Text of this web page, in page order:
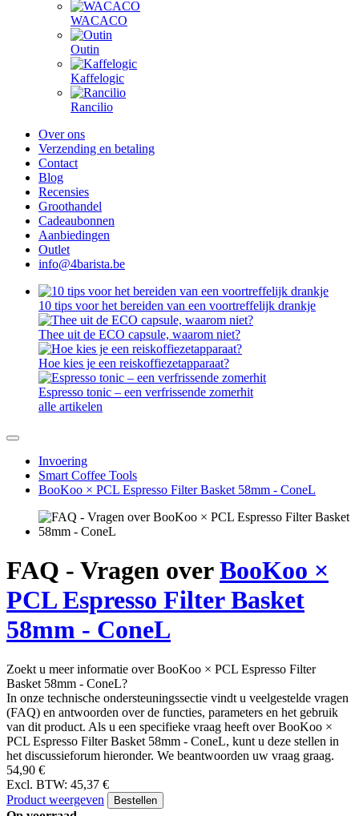
WACACO
Outin
Kaffelogic
Rancilio
Over ons
Verzending en betaling
Contact
Blog
Recensies
Groothandel
Cadeaubonnen
Aanbiedingen
Outlet
info@4barista.be
10 tips voor het bereiden van een voortreffelijk drankje
Thee uit de ECO capsule, waarom niet?
Hoe kies je een reiskoffiezetapparaat?
Espresso tonic – een verfrissende zomerhit
alle artikelen
Invoering
Smart Coffee Tools
BooKoo × PCL Espresso Filter Basket 58mm - ConeL
FAQ - Vragen overBooKoo ×
PCL Espresso Filter Basket
58mm - ConeL
Zoekt u meer informatie over BooKoo × PCL Espresso Filter
Basket 58mm - ConeL?
In onze technische ondersteuningssectie vindt u veelgestelde vragen
(FAQ) en antwoorden over de functies, parameters en het gebruik
van dit product. Als u een specifieke vraag heeft over BooKoo ×
PCL Espresso Filter Basket 58mm - ConeL, kunt u deze stellen in
het discussieforum hieronder. We beantwoorden uw vraag graag.
54,90 €
Excl. BTW: 45,37 €
Product weergeven
Bestellen